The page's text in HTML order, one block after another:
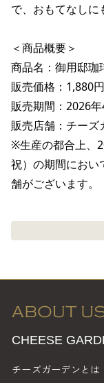
で、おもてなしに
＜商品概要＞
商品名：御用邸珈
販売価格：1,880円
販売期間：2026
販売店舗：チー
※生産の都合上、
祝）の期間におい
舗がございます。
CHEESE
チーズガーデンとは